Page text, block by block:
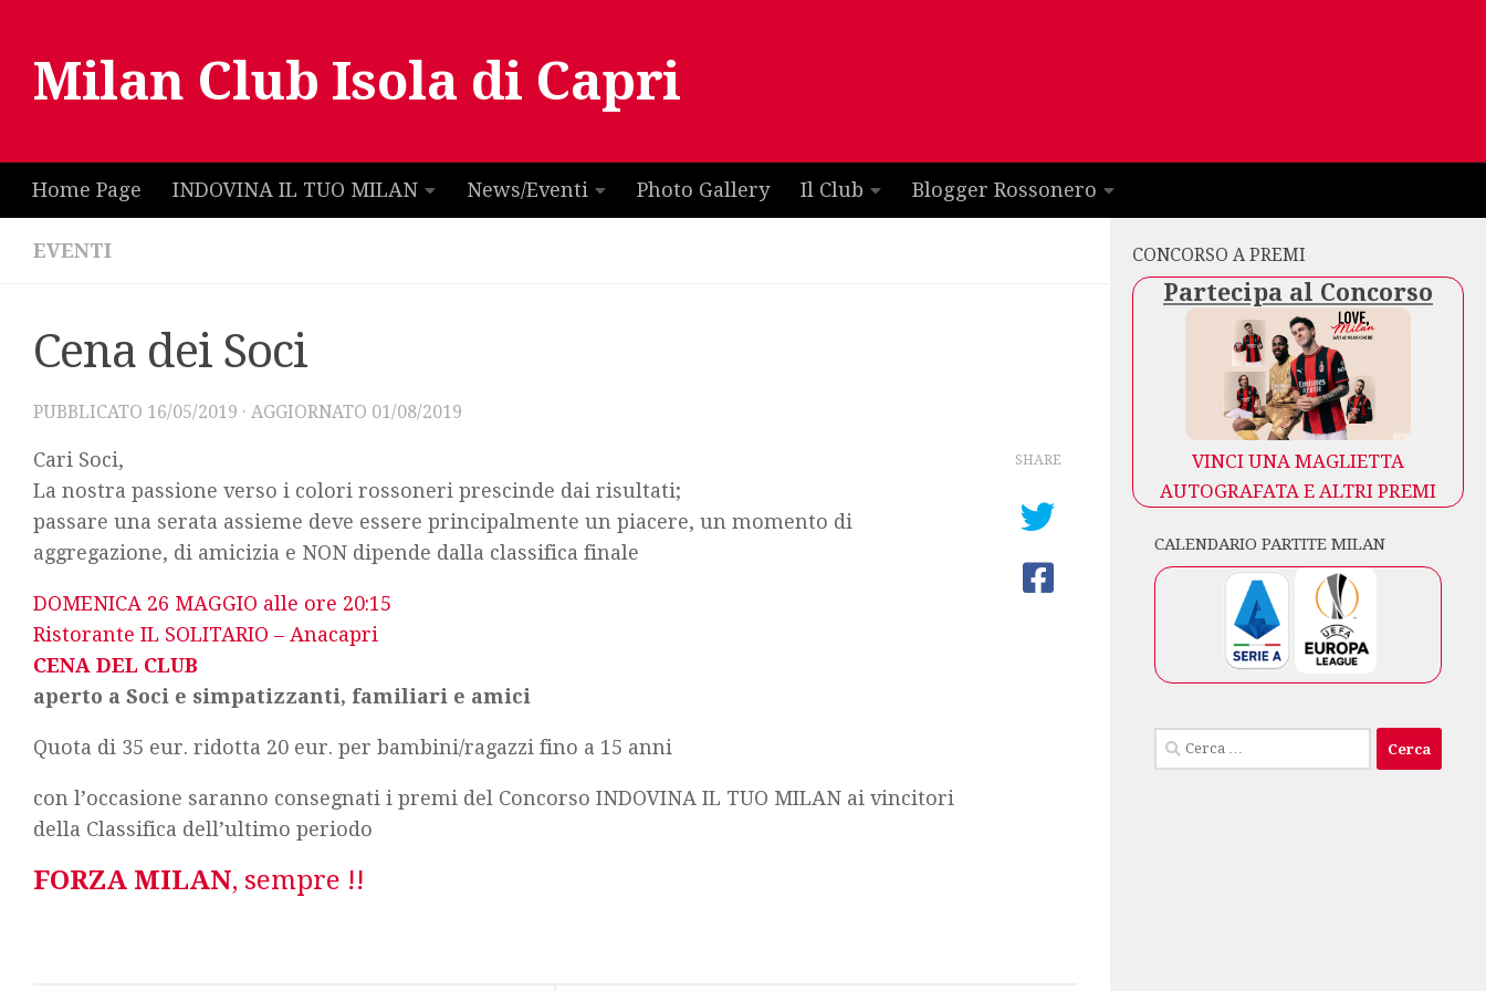
Milan Club Isola di Capri
Home Page INDOVINA IL TUO MILAN News/Eventi Photo Gallery Il Club Blogger Rossonero
EVENTI
Cena dei Soci
PUBBLICATO 16/05/2019 · AGGIORNATO 01/08/2019
Cari Soci,
La nostra passione verso i colori rossoneri prescinde dai risultati;
passare una serata assieme deve essere principalmente un piacere, un momento di
aggregazione, di amicizia e NON dipende dalla classifica finale
DOMENICA 26 MAGGIO alle ore 20:15
Ristorante IL SOLITARIO – Anacapri
CENA DEL CLUB
aperto a Soci e simpatizzanti, familiari e amici
Quota di 35 eur. ridotta 20 eur. per bambini/ragazzi fino a 15 anni
con l’occasione saranno consegnati i premi del Concorso INDOVINA IL TUO MILAN ai vincitori
della Classifica dell’ultimo periodo
FORZA MILAN, sempre !!
SHARE
CONCORSO A PREMI
Partecipa al Concorso
VINCI UNA MAGLIETTA
AUTOGRAFATA E ALTRI PREMI
CALENDARIO PARTITE MILAN
Ricerca
per: